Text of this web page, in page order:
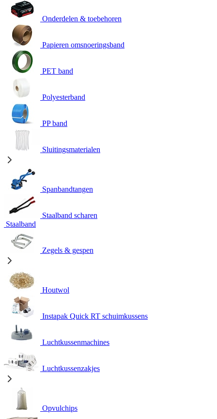
Onderdelen & toebehoren
Papieren omsnoeringsband
PET band
Polyesterband
PP band
Sluitingsmaterialen
Spanbandtangen
Staalband scharen
Staalband
Zegels & gespen
Houtwol
Instapak Quick RT schuimkussens
Luchtkussenmachines
Luchtkussenzakjes
Opvulchips